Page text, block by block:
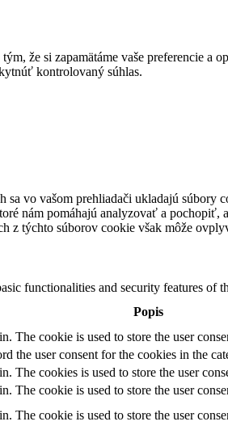
že si zapamätáme vaše preferencie a
kontrolovaný súhlas.
vo vašom prehliadači ukladajú súbory
nám pomáhajú analyzovať a
z týchto súborov cookie však môže
functionalities and security features of
Popis
The cookie is used to store the user
the user consent for the cookies in the
The cookies is used to store the user
The cookie is used to store the user
The cookie is used to store the user